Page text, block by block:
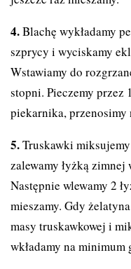
Blachę wykładamy
szprycy i wyciskamy
Wstawiamy do
stopni. Pieczemy
piekarnika, przenosimy
Truskawki
zalewamy łyżką
Następnie wlewamy 2
mieszamy. Gdy
masy truskawkowej i
wkładamy na